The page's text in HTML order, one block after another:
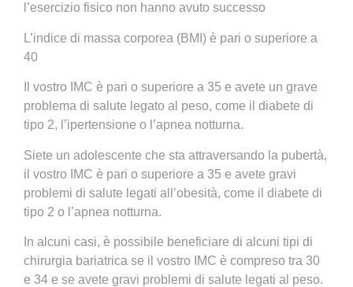
l’esercizio fisico non hanno avuto successo
L’indice di massa corporea (BMI) è pari o superiore a
40
Il vostro IMC è pari o superiore a 35 e avete un grave
problema di salute legato al peso, come il diabete di
tipo 2, l’ipertensione o l’apnea notturna.
Siete un adolescente che sta attraversando la pubertà,
il vostro IMC è pari o superiore a 35 e avete gravi
problemi di salute legati all’obesità, come il diabete di
tipo 2 o l’apnea notturna.
In alcuni casi, è possibile beneficiare di alcuni tipi di
chirurgia bariatrica se il vostro IMC è compreso tra 30
e 34 e se avete gravi problemi di salute legati al peso.